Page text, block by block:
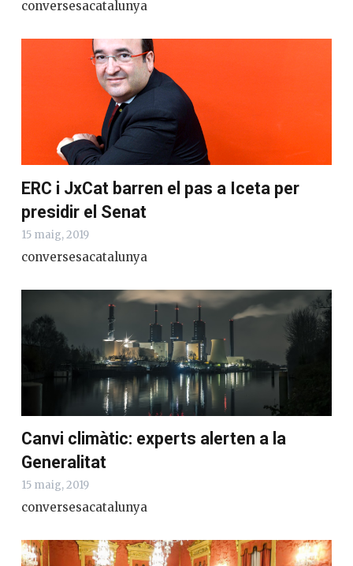
conversesacatalunya
ERC i JxCat barren el pas a Iceta per
presidir el Senat
15 maig, 2019
conversesacatalunya
Canvi climàtic: experts alerten a la
Generalitat
15 maig, 2019
conversesacatalunya